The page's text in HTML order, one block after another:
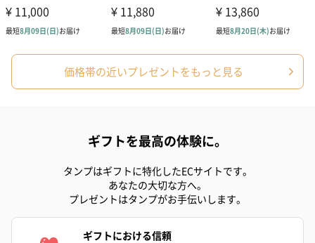
価格帯の近いプレゼントをもっと見る
ギフトを最高の体験に。
タンプはギフトに特化したECサイトです。
あなたの大切な方へ。
プレゼントはタンプがお手伝いします。
ギフトにおける信頼